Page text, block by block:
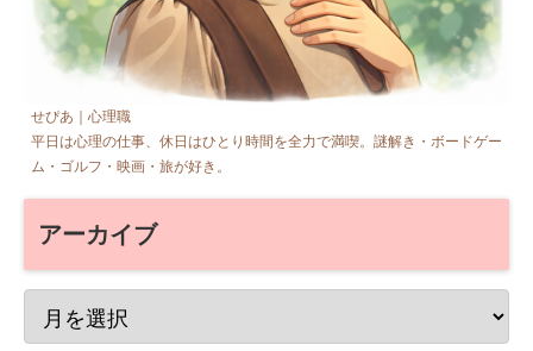
せぴあ｜心理職
平日は心理の仕事、休日はひとり時間を全力で満喫。謎解き・ボードゲー
ム・ゴルフ・映画・旅が好き。
アーカイブ